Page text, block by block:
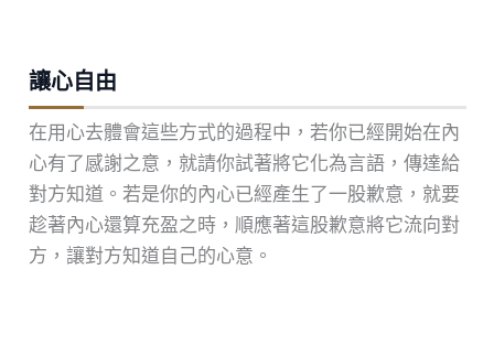
讓心自由
在用心去體會這些方式的過程中，若你已經開始在內
心有了感謝之意，就請你試著將它化為言語，傳達給
對方知道。若是你的內心已經產生了一股歉意，就要
趁著內心還算充盈之時，順應著這股歉意將它流向對
方，讓對方知道自己的心意。